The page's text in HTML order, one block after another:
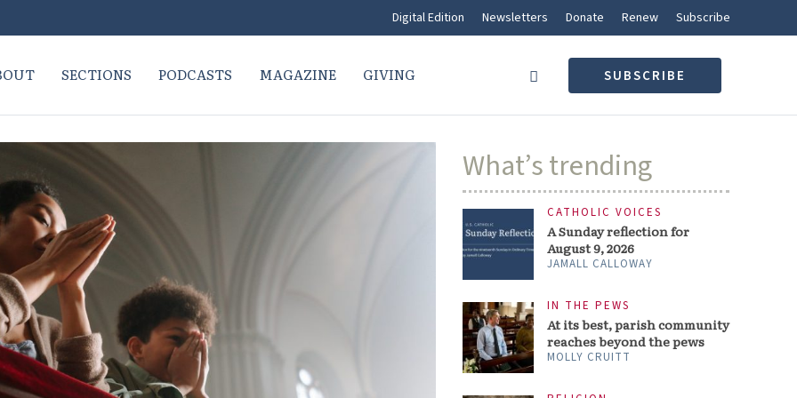
Digital Edition Newsletters Donate Renew Subscribe
SECTIONS PODCASTS MAGAZINE GIVING SUBSCRIBE
What’s trending
CATHOLIC VOICES
A Sunday reflection for
August 9, 2026
JAMALL CALLOWAY
IN THE PEWS
At its best, parish community
reaches beyond the pews
MOLLY CRUITT